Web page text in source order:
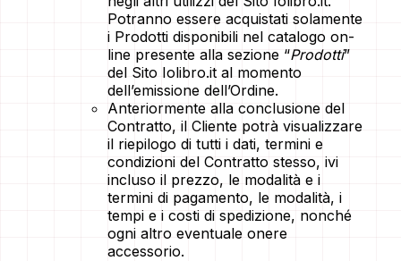
Potranno essere acquistati solamente
i Prodotti disponibili nel catalogo on-
line presente alla sezione “Prodotti”
del Sito Iolibro.it al momento
dell’emissione dell’Ordine.
Anteriormente alla conclusione del
Contratto, il Cliente potrà visualizzare
il riepilogo di tutti i dati, termini e
condizioni del Contratto stesso, ivi
incluso il prezzo, le modalità e i
termini di pagamento, le modalità, i
tempi e i costi di spedizione, nonché
ogni altro eventuale onere
accessorio.